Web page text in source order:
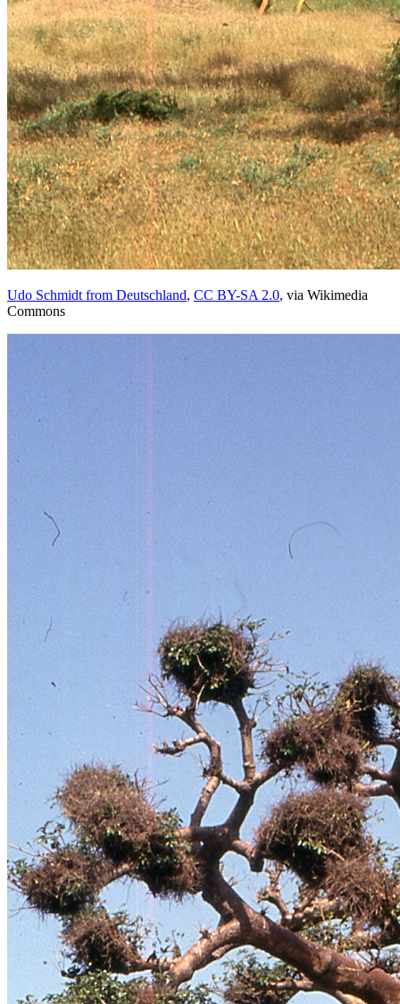
Udo Schmidt from Deutschland, CC BY-SA 2.0, via Wikimedia
Commons